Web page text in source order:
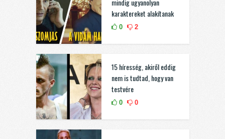
mindig ugyanolyan
karaktereket alakítanak
0 2
15 híresség, akiről eddig
nem is tudtad, hogy van
testvére
0 0